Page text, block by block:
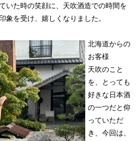
いた時の笑顔に、天吹酒造での時間を
象を受け、嬉しくなりました。
北海道からの
お客様
天吹のこと
を、とっても
好きな日本酒
の一つだと仰
っていただ
き、今回は、